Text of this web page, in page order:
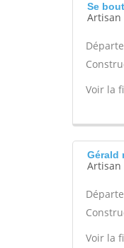
Se
Artisan
Voir la
Gérald
Artisan
Voir la